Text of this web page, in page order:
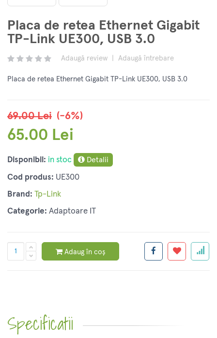
Placa de retea Ethernet Gigabit
TP-Link UE300, USB 3.0
Adaugă review Adaugă întrebare
Placa de retea Ethernet Gigabit TP-Link UE300, USB 3.0
69.00 Lei (-6%)
65.00 Lei
Disponibil: in stoc Detalii
Cod produs: UE300
Brand: Tp-Link
Categorie: Adaptoare IT
Adaug în coș
Specificatii